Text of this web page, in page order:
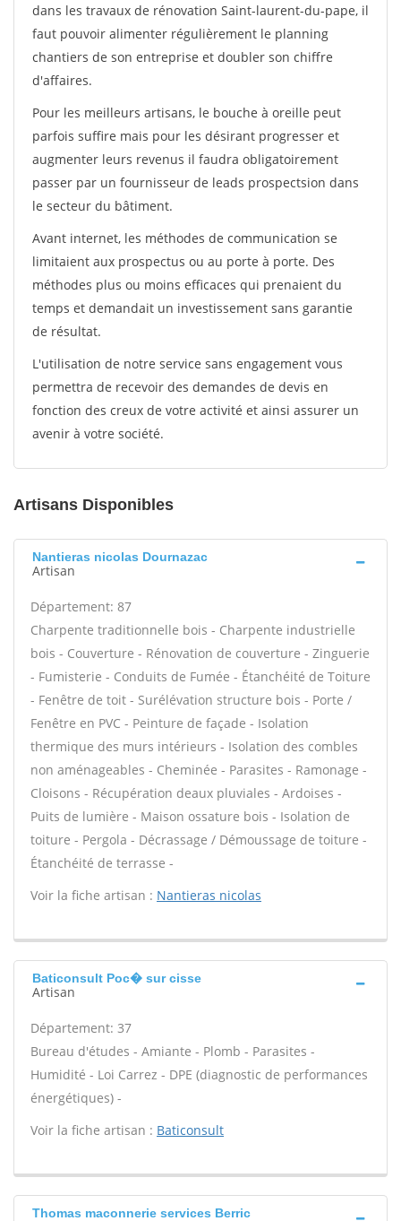
dans les travaux de rénovation Saint-laurent-du-pape, il
faut pouvoir alimenter régulièrement le planning
chantiers de son entreprise et doubler son chiffre
d'affaires.
Pour les meilleurs artisans, le bouche à oreille peut
parfois suffire mais pour les désirant progresser et
augmenter leurs revenus il faudra obligatoirement
passer par un fournisseur de leads prospectsion dans
le secteur du bâtiment.
Avant internet, les méthodes de communication se
limitaient aux prospectus ou au porte à porte. Des
méthodes plus ou moins efficaces qui prenaient du
temps et demandait un investissement sans garantie
de résultat.
L'utilisation de notre service sans engagement vous
permettra de recevoir des demandes de devis en
fonction des creux de votre activité et ainsi assurer un
avenir à votre société.
Artisans Disponibles
Nantieras nicolas Dournazac
Artisan
Département: 87
Charpente traditionnelle bois - Charpente industrielle
bois - Couverture - Rénovation de couverture - Zinguerie
- Fumisterie - Conduits de Fumée - Étanchéité de Toiture
- Fenêtre de toit - Surélévation structure bois - Porte /
Fenêtre en PVC - Peinture de façade - Isolation
thermique des murs intérieurs - Isolation des combles
non aménageables - Cheminée - Parasites - Ramonage -
Cloisons - Récupération deaux pluviales - Ardoises -
Puits de lumière - Maison ossature bois - Isolation de
toiture - Pergola - Décrassage / Démoussage de toiture -
Étanchéité de terrasse -
Voir la fiche artisan : Nantieras nicolas
Baticonsult Poc� sur cisse
Artisan
Département: 37
Bureau d'études - Amiante - Plomb - Parasites -
Humidité - Loi Carrez - DPE (diagnostic de performances
énergétiques) -
Voir la fiche artisan : Baticonsult
Thomas maconnerie services Berric